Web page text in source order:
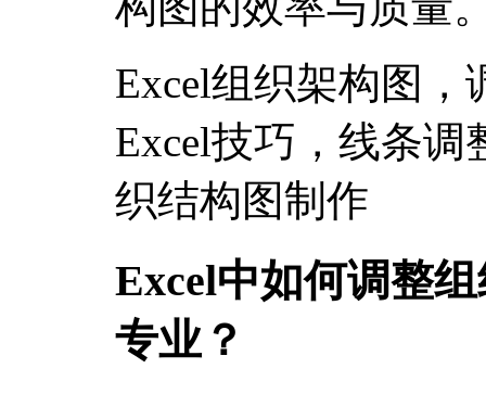
Excel组织架构图
Excel技巧，线条
织结构图制作
Excel中如何调整
专业？